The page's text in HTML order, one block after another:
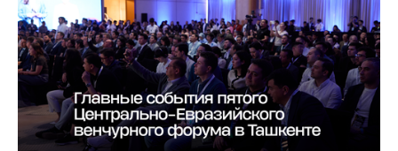
мошенничества продолжают расти. И поэтому
всё чаще возникает необходимость защищать
казахстанцев от их собственной доверчивости.
Для